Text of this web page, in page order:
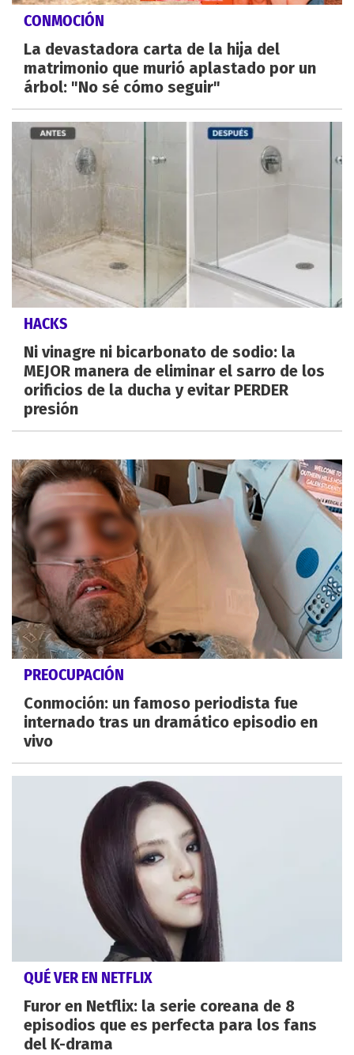
CONMOCIÓN
La devastadora carta de la hija del
matrimonio que murió aplastado por un
árbol: "No sé cómo seguir"
HACKS
Ni vinagre ni bicarbonato de sodio: la
MEJOR manera de eliminar el sarro de los
orificios de la ducha y evitar PERDER
presión
PREOCUPACIÓN
Conmoción: un famoso periodista fue
internado tras un dramático episodio en
vivo
QUÉ VER EN NETFLIX
Furor en Netflix: la serie coreana de 8
episodios que es perfecta para los fans
del K-drama